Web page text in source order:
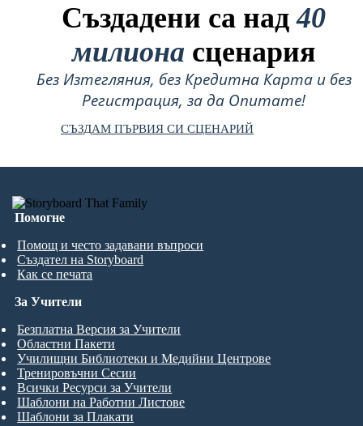
Създадени са над40
милиона сценария
Без Изтегляния, без Кредитна Карта и без
Регистрация, за да Опитате!
СЪЗДАМ ПЪРВИЯ СИ СЦЕНАРИЙ
Помогне
Помощ и често задавани въпроси
Създател на Storyboard
Как се печата
За Учители
Безплатна Версия за Учители
Областни Пакети
Училищни Библиотеки и Медийни Центрове
Тренировъчни Сесии
Всички Ресурси за Учители
Шаблони на Работни Листове
Шаблони за Плакати